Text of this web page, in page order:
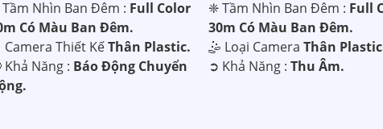
Nhìn Ban Đêm : Full Color
Có Màu Ban Ðêm.
Camera Thiết KếThân Plastic.
Khả Năng : Báo Động Chuyển
❈ Tầm Nhìn Ban Đêm : Full
30m Có Màu Ban Ðêm.
🤹 Loại CameraThân
️➲ Khả Năng :Thu Âm.